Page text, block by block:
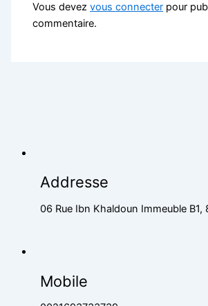
Vous devezvous connecter pour
commentaire.
Addresse
06 Rue Ibn Khaldoun Immeuble
Mobile